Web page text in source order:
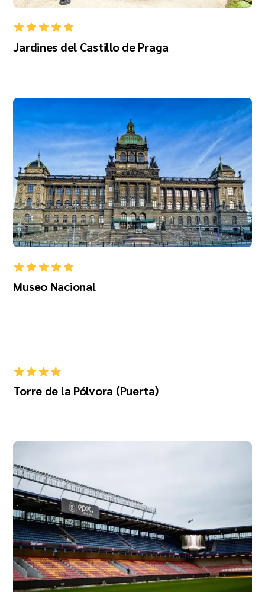
Jardines del Castillo de Praga
Museo Nacional
Torre de la Pólvora (Puerta)